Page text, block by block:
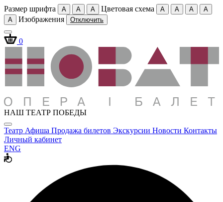
Размер шрифта A A A Цветовая схема A A A
A
A
Изображения Отключить
0
НАШ ТЕАТР ПОБЕДЫ
Театр Афиша Продажа билетов Экскурсии Новости Контакты
Личный кабинет
ENG